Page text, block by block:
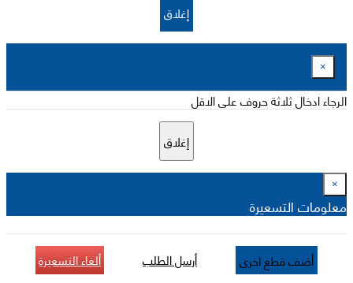
إغلاق
×
الرجاء ادخال ثلاثة حروف على الاقل
إغلاق
×
معلومات التسعيرة
أضف قطع اخرى أرسل الطلب ألغاء التسعيرة